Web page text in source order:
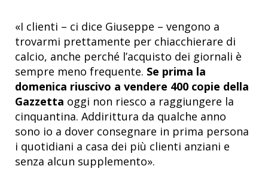
«I clienti – ci dice Giuseppe – vengono a
trovarmi prettamente per chiacchierare di
calcio, anche perché l’acquisto dei giornali è
sempre meno frequente. Se prima la
domenica riuscivo a vendere 400 copie della
Gazzetta oggi non riesco a raggiungere la
cinquantina. Addirittura da qualche anno
sono io a dover consegnare in prima persona
i quotidiani a casa dei più clienti anziani e
senza alcun supplemento».